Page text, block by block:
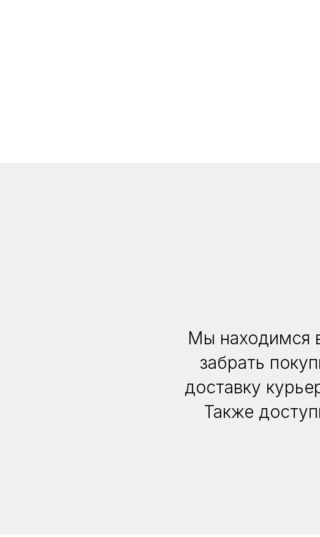
Мы находимся
забрать
доставку
Также